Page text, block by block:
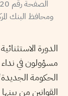
الدورة
مسؤولون في
الحكومة
القوانين من